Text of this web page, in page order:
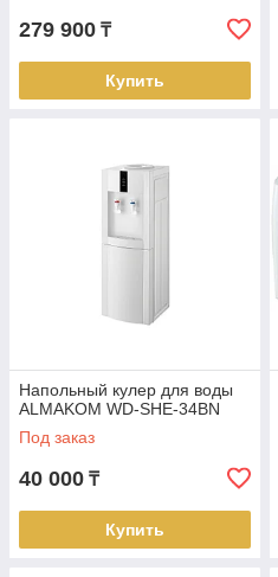
279 900 ₸
Купить
Напольный кулер для воды
ALMAKOM WD-SHE-34BN
Под заказ
40 000 ₸
Купить